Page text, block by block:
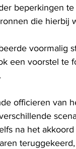
beperkingen
die hierbij
voormalig
een voorstel te
officieren van
na het